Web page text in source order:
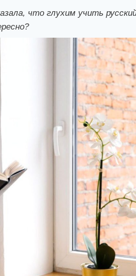
что глухим учить